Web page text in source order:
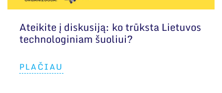
Ateikite į diskusiją: ko trūksta Lietuvos
technologiniam šuoliui?
PLAČIAU